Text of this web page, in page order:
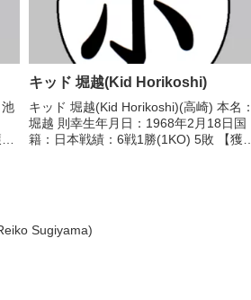
キッド 堀越(Kid Horikoshi)
キッド 堀越(Kid Horikoshi)(高崎) 本名：
堀越 則幸生年月日：1968年2月18日国
籍：日本戦績：6戦1勝(1KO) 5敗 【獲得
Sugiyama)